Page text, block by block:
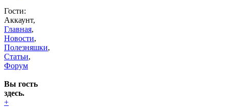
Гости:
Аккаунт,
Главная,
Новости,
Полезняшки,
Статьи,
Форум
Вы гость
здесь.
+